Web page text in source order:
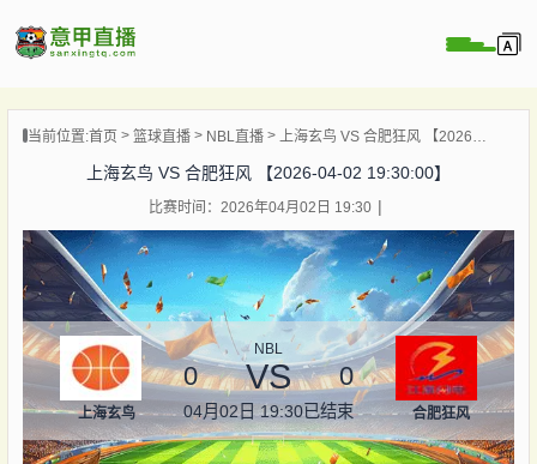
播
像
闻
当前位置:首页 篮球直播 NBL直播 上海玄鸟 VS 合肥狂风 【2026-04-02 19:30:00】
上海玄鸟 VS 合肥狂风 【2026-04-02 19:30:00】
比赛时间：2026年04月02日 19:30
上海玄鸟
NBL
0 VS 0
04月02日 19:30已结束 合肥狂风